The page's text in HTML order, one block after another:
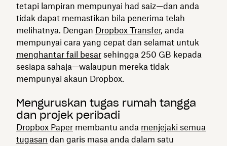
tetapi lampiran mempunyai had saiz—dan anda
tidak dapat memastikan bila penerima telah
melihatnya. Dengan Dropbox Transfer, anda
mempunyai cara yang cepat dan selamat untuk
menghantar fail besar sehingga 250 GB kepada
sesiapa sahaja—walaupun mereka tidak
mempunyai akaun Dropbox.
Menguruskan tugas rumah tangga
dan projek peribadi
Dropbox Paper membantu anda menjejaki semua
tugasan dan garis masa anda dalam satu